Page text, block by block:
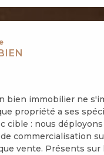
bien immobilier ne
propriété a ses
cible : nous
commercialisation
vente. Présents sur